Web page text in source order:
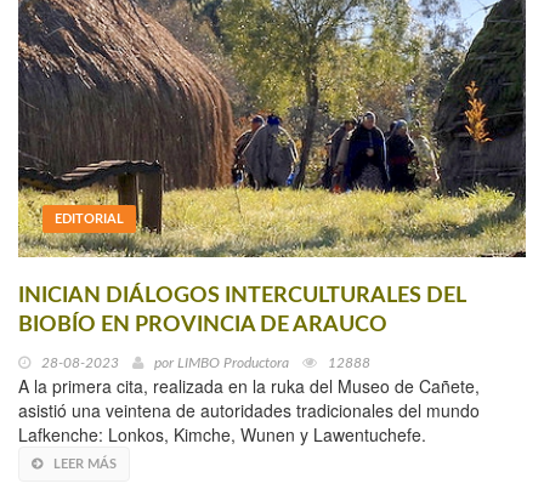
EDITORIAL
INICIAN DIÁLOGOS INTERCULTURALES DEL
BIOBÍO EN PROVINCIA DE ARAUCO
28-08-2023 por LIMBO Productora 12888
A la primera cita, realizada en la ruka del Museo de Cañete,
asistió una veintena de autoridades tradicionales del mundo
Lafkenche: Lonkos, Kimche, Wunen y Lawentuchefe.
LEER MÁS